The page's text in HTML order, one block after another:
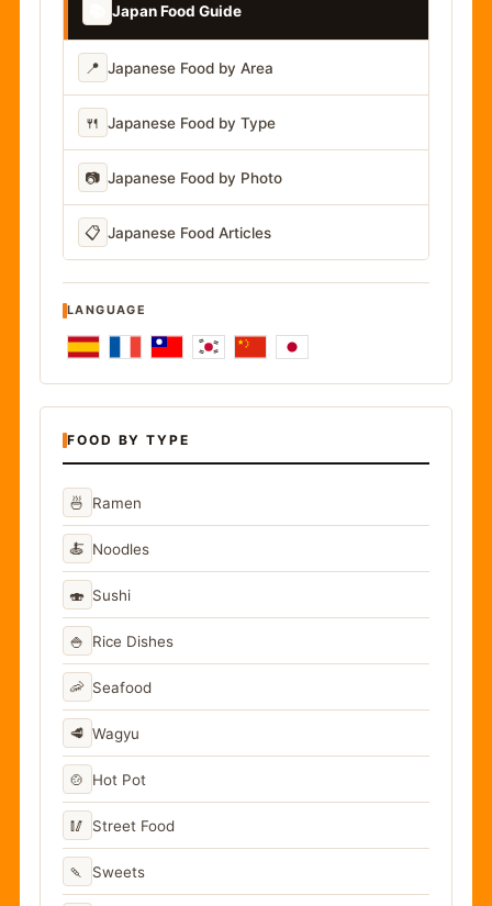
Japan Food Guide
📍 Japanese Food by Area
🍴 Japanese Food by Type
📷 Japanese Food by Photo
📋 Japanese Food Articles
LANGUAGE
FOOD BY TYPE
🍜 Ramen
🍝 Noodles
🍣 Sushi
🍚 Rice Dishes
🦐 Seafood
🥩 Wagyu
🍲 Hot Pot
🥢 Street Food
🍡 Sweets